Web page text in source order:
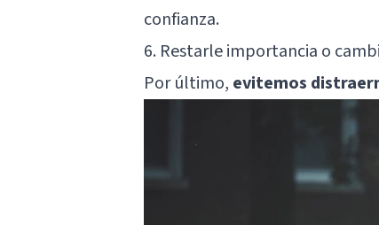
confianza.
6. Restarle importancia o
Por último, evitemos